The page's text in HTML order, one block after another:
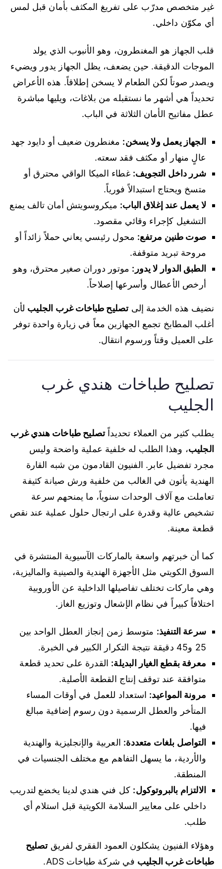
غير متخصص مدرّب على تفريغ المكثف بأمان قبل لمس
أي مكوّن داخلي.
قلب الجهاز هو المغنطرون، وهو الأنبوب الذي يولد
الموجات الدقيقة. حين يضعف، يظل الجهاز يدور ويضيء
ويصدر صوتاً لكن الطعام لا يسخن إطلاقاً. هذه الأعراض
تحديداً هي أشهر ما نستقبله من بلاغات، ويليها مباشرة
عطل مفاتيح الأمان الثلاثة في الباب.
الجهاز يعمل ولا يسخن: مغنطرون ضعيف أو دايود جهد
عالٍ منهار أو مكثف فقد سعته.
شرر داخل التجويف: غطاء الميكا الواقي محترق أو
متسخ ويحتاج استبدالاً فورياً.
لا يعمل عند إغلاق الباب: ميكروسويتش أمان تالف يمنع
التشغيل كإجراء وقائي مقصود.
صوت طنين مرتفع: محول رئيسي يعاني حملاً زائداً أو
مروحة تبريد متوقفة.
الطبق الدوار لا يدور: موتور دوران صغير محترق، وهو
أرخص الأعطال وأسرعها إصلاحاً.
نضيف هذه الخدمة إلىتصليح طباخات غرب الجليب لأن
أغلب المطابخ تجمع الجهازين معاً في زيارة واحدة توفر
على العميل وقتاً ورسوم انتقال.
تصليح طباخات هندي غرب
الجليب
يطلب كثير من العملاء تحديداًتصليح طباخات هندي غرب
الجليب، وهذا الطلب له خلفية عملية واضحة وليس
مجرد تفضيل عابر. الفنيون القادمون من شبه القارة
الهندية يأتون في الغالب من خلفية ورش صيانة كثيفة
تعاملت مع آلاف الوحدات سنوياً، ما يمنحهم سرعة
تشخيص عالية وقدرة على ارتجال حلول عملية عند نقص
قطعة معينة.
كما أن خبرتهم واسعة بالماركات الآسيوية المنتشرة في
السوق الكويتي مثل الأجهزة الهندية والصينية والماليزية،
وهي ماركات تختلف تفاصيلها الداخلية عن الأوروبية
اختلافاً كبيراً في نظام الإشعال وتوزيع الغاز.
سرعة التنفيذ: متوسط زمن إنجاز العطل الواحد بين
25 و45 دقيقة نتيجة التكرار الكبير في الخبرة.
معرفة بقطع الغيار البديلة: القدرة على تحديد قطعة
متوافقة عند توقف إنتاج القطعة الأصلية.
مرونة المواعيد: استعداد للعمل في أوقات المساء
المتأخر والعطل الرسمية دون رسوم إضافية مبالغ
فيها.
التواصل بلغات متعددة: العربية والإنجليزية والهندية
والأردية، ما يسهل التفاهم مع مختلف الجنسيات في
المنطقة.
الالتزام بالبروتوكول: كل فني هندي لدينا يخضع لتدريب
داخلي على معايير السلامة الكويتية قبل استلام أي
طلب.
وهؤلاء الفنيون يشكلون العمود الفقري لفريقتصليح
طباخات غرب الجليب في شركة طباخات ADS.